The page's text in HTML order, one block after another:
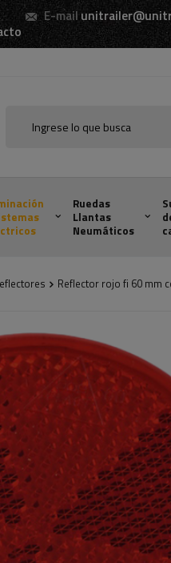
E-mail
Ruedas
Llantas
Neumáticos
Reflector rojo fi 60 mm